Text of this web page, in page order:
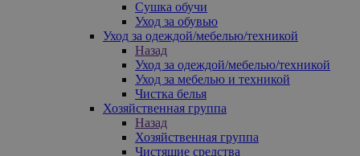
Сушка обучи
Уход за обувью
Уход за одеждой/мебелью/техникой
Назад
Уход за одеждой/мебелью/техникой
Уход за мебелью и техникой
Чистка белья
Хозяйственная группа
Назад
Хозяйственная группа
Чистящие средства